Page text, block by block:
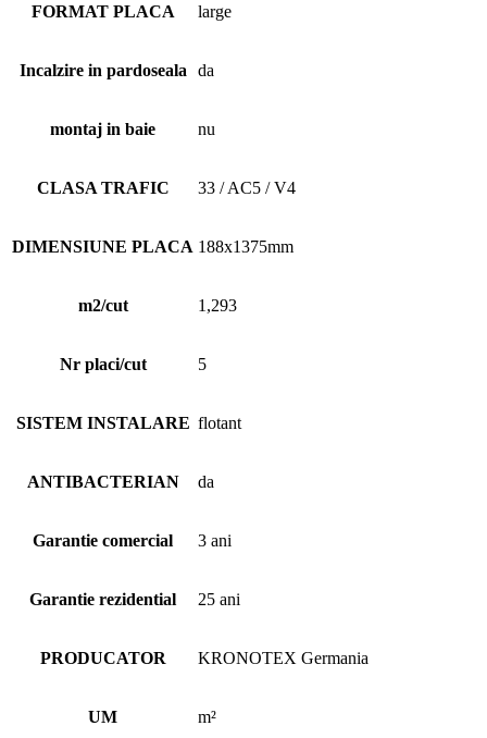
FORMAT PLACA large
Incalzire in pardoseala da
montaj in baie nu
CLASA TRAFIC 33 / AC5 / V4
DIMENSIUNE PLACA 188x1375mm
m2/cut 1,293
Nr placi/cut 5
SISTEM INSTALARE flotant
ANTIBACTERIAN da
Garantie comercial 3 ani
Garantie rezidential 25 ani
PRODUCATOR KRONOTEX Germania
UM m²